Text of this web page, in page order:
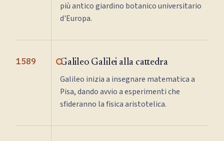
più antico giardino botanico universitario
d'Europa.
1589 Galileo Galilei alla cattedra
Galileo inizia a insegnare matematica a
Pisa, dando avvio a esperimenti che
sfideranno la fisica aristotelica.